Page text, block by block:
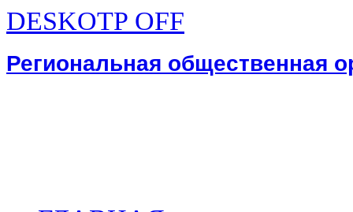
DESKOTP OFF
Региональная общественная